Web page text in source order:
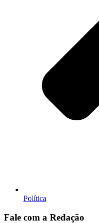
Política
Fale com a Redação